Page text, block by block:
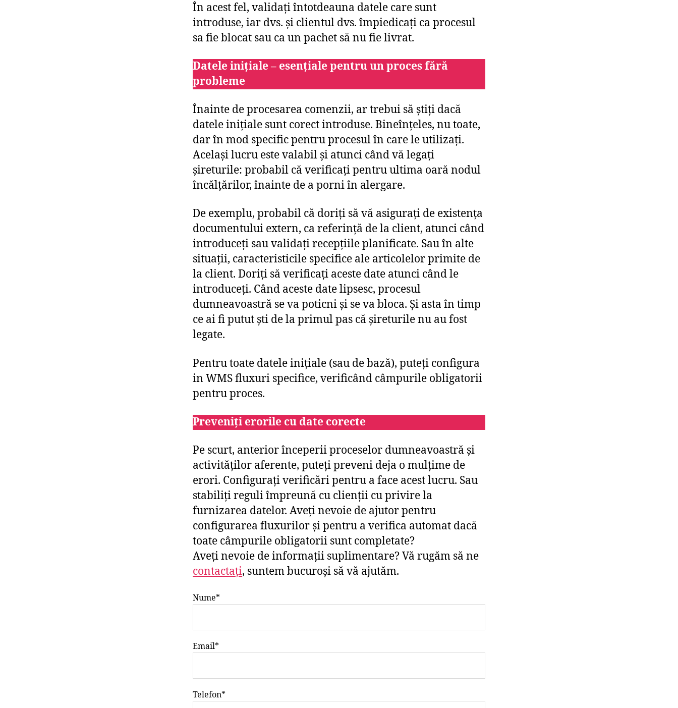
În acest fel, validați întotdeauna datele care sunt
introduse, iar dvs. și clientul dvs. împiedicați ca procesul
sa fie blocat sau ca un pachet să nu fie livrat.
Datele inițiale – esențiale pentru un proces fără
probleme
Înainte de procesarea comenzii, ar trebui să știți dacă
datele inițiale sunt corect introduse. Bineînțeles, nu toate,
dar în mod specific pentru procesul în care le utilizați.
Același lucru este valabil și atunci când vă legați
șireturile: probabil că verificați pentru ultima oară nodul
încălțărilor, înainte de a porni în alergare.
De exemplu, probabil că doriți să vă asigurați de existența
documentului extern, ca referință de la client, atunci când
introduceți sau validați recepțiile planificate. Sau în alte
situații, caracteristicile specifice ale articolelor primite de
la client. Doriți să verificați aceste date atunci când le
introduceți. Când aceste date lipsesc, procesul
dumneavoastră se va poticni și se va bloca. Și asta în timp
ce ai fi putut ști de la primul pas că șireturile nu au fost
legate.
Pentru toate datele inițiale (sau de bază), puteți configura
in WMS fluxuri specifice, verificând câmpurile obligatorii
pentru proces.
Preveniți erorile cu date corecte
Pe scurt, anterior începerii proceselor dumneavoastră și
activităților aferente, puteți preveni deja o mulțime de
erori. Configurați verificări pentru a face acest lucru. Sau
stabiliți reguli împreună cu clienții cu privire la
furnizarea datelor. Aveți nevoie de ajutor pentru
configurarea fluxurilor și pentru a verifica automat dacă
toate câmpurile obligatorii sunt completate?
Aveți nevoie de informații suplimentare? Vă rugăm să ne
contactați, suntem bucuroși să vă ajutăm.
Nume*
Email*
Telefon*